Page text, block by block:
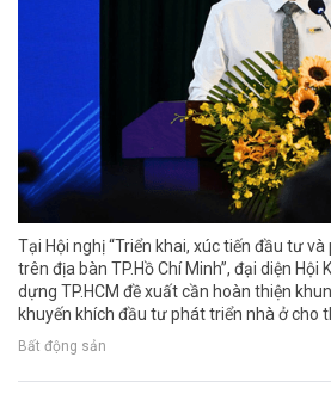
Tại Hội nghị “Triển khai, xúc tiến đầu tư
trên địa bàn TP.Hồ Chí Minh”, đại diện Hội
dựng TP.HCM đề xuất cần hoàn thiện
khuyến khích đầu tư phát triển nhà ở cho
Bất động sản